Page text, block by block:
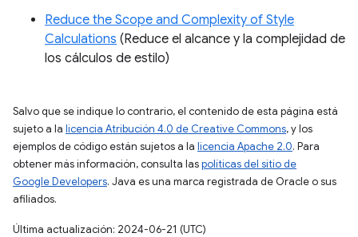
Reduce the Scope and Complexity of Style
Calculations (Reduce el alcance y la complejidad de
los cálculos de estilo)
Salvo que se indique lo contrario, el contenido de esta página está
sujeto a la licencia Atribución 4.0 de Creative Commons, y los
ejemplos de código están sujetos a la licencia Apache 2.0. Para
obtener más información, consulta laspolíticas del sitio de
Google Developers. Java es una marca registrada de Oracle o sus
afiliados.
Última actualización: 2024-06-21 (UTC)